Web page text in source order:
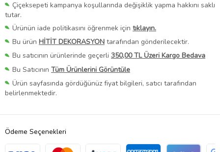
Çiçeksepeti kampanya koşullarında değişiklik yapma hakkını saklı
tutar.
Ürünün iade politikasını öğrenmek için tıklayın.
Bu ürün HİTİT DEKORASYON tarafından gönderilecektir.
Bu satıcının ürünlerinde geçerli 350,00 TL Üzeri Kargo Bedava
Bu Satıcının Tüm Ürünlerini Görüntüle
Ürün sayfasında gördüğünüz fiyat bilgileri, satıcı tarafından
belirlenmektedir.
Ödeme Seçenekleri